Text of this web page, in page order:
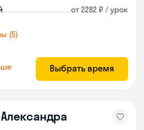
от 2282 ₽ / урок
(5)
Выбрать время
Александра